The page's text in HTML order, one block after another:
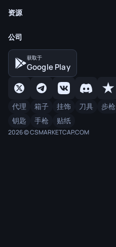
资源
公司
获取于
Google Play
代理 箱子 挂饰 刀具 步枪
钥匙
手枪 贴纸
2026 © CSMARKETCAP.COM